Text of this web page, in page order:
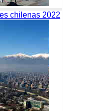
chilenas 2022